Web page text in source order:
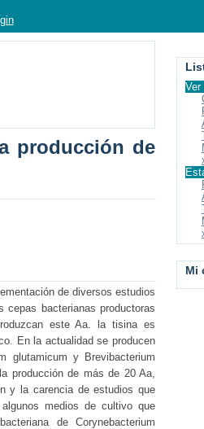
producción de
de diversos estudios
bacterianas productoras
este Aa. la tisina es
En la actualidad se producen
glutamicum y Brevibacterium
producción de más de 20 Aa,
y la carencia de estudios que
medios de cultivo que
de Corynebacterium
Ver
Mi